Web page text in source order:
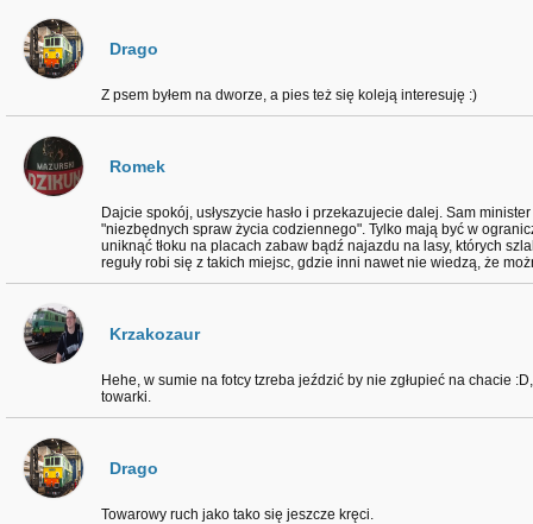
Drago
Z psem byłem na dworze, a pies też się koleją interesuję :)
Romek
Dajcie spokój, usłyszycie hasło i przekazujecie dalej. Sam
"niezbędnych spraw życia codziennego". Tylko mają być w
uniknąć tłoku na placach zabaw bądź najazdu na lasy, których
reguły robi się z takich miejsc, gdzie inni nawet nie wiedzą, że
Krzakozaur
Hehe, w sumie na fotcy tzreba jeździć by nie zgłupieć na chacie
towarki.
Drago
Towarowy ruch jako tako się jeszcze kręci.